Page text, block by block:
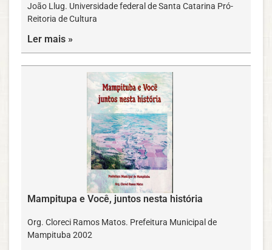
João Llug. Universidade federal de Santa Catarina Pró-
Reitoria de Cultura
Ler mais »
Mampitupa e Você, juntos nesta história
Org. Cloreci Ramos Matos. Prefeitura Municipal de
Mampituba 2002